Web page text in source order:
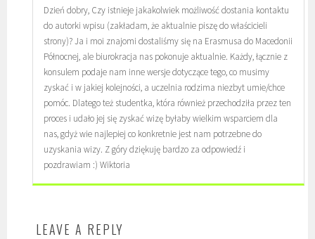
Dzień dobry, Czy istnieje jakakolwiek możliwość dostania kontaktu
do autorki wpisu (zakładam, że aktualnie piszę do właścicieli
strony)? Ja i moi znajomi dostaliśmy się na Erasmusa do Macedonii
Północnej, ale biurokracja nas pokonuje aktualnie. Każdy, łącznie z
konsulem podaje nam inne wersje dotyczące tego, co musimy
zyskać i w jakiej kolejności, a uczelnia rodzima niezbyt umie/chce
pomóc. Dlatego też studentka, która również przechodziła przez ten
proces i udało jej się zyskać wizę byłaby wielkim wsparciem dla
nas, gdyż wie najlepiej co konkretnie jest nam potrzebne do
uzyskania wizy. Z góry dziękuję bardzo za odpowiedź i
pozdrawiam :) Wiktoria
LEAVE A REPLY